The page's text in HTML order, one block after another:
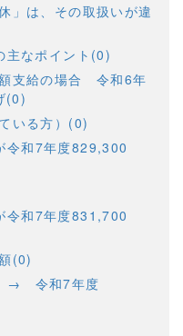
」は、その取扱いが違
なポイント(0)
支給の場合 令和6年
(0)
いる方）(0)
和7年度829,300
和7年度831,700
(0)
令和7年度